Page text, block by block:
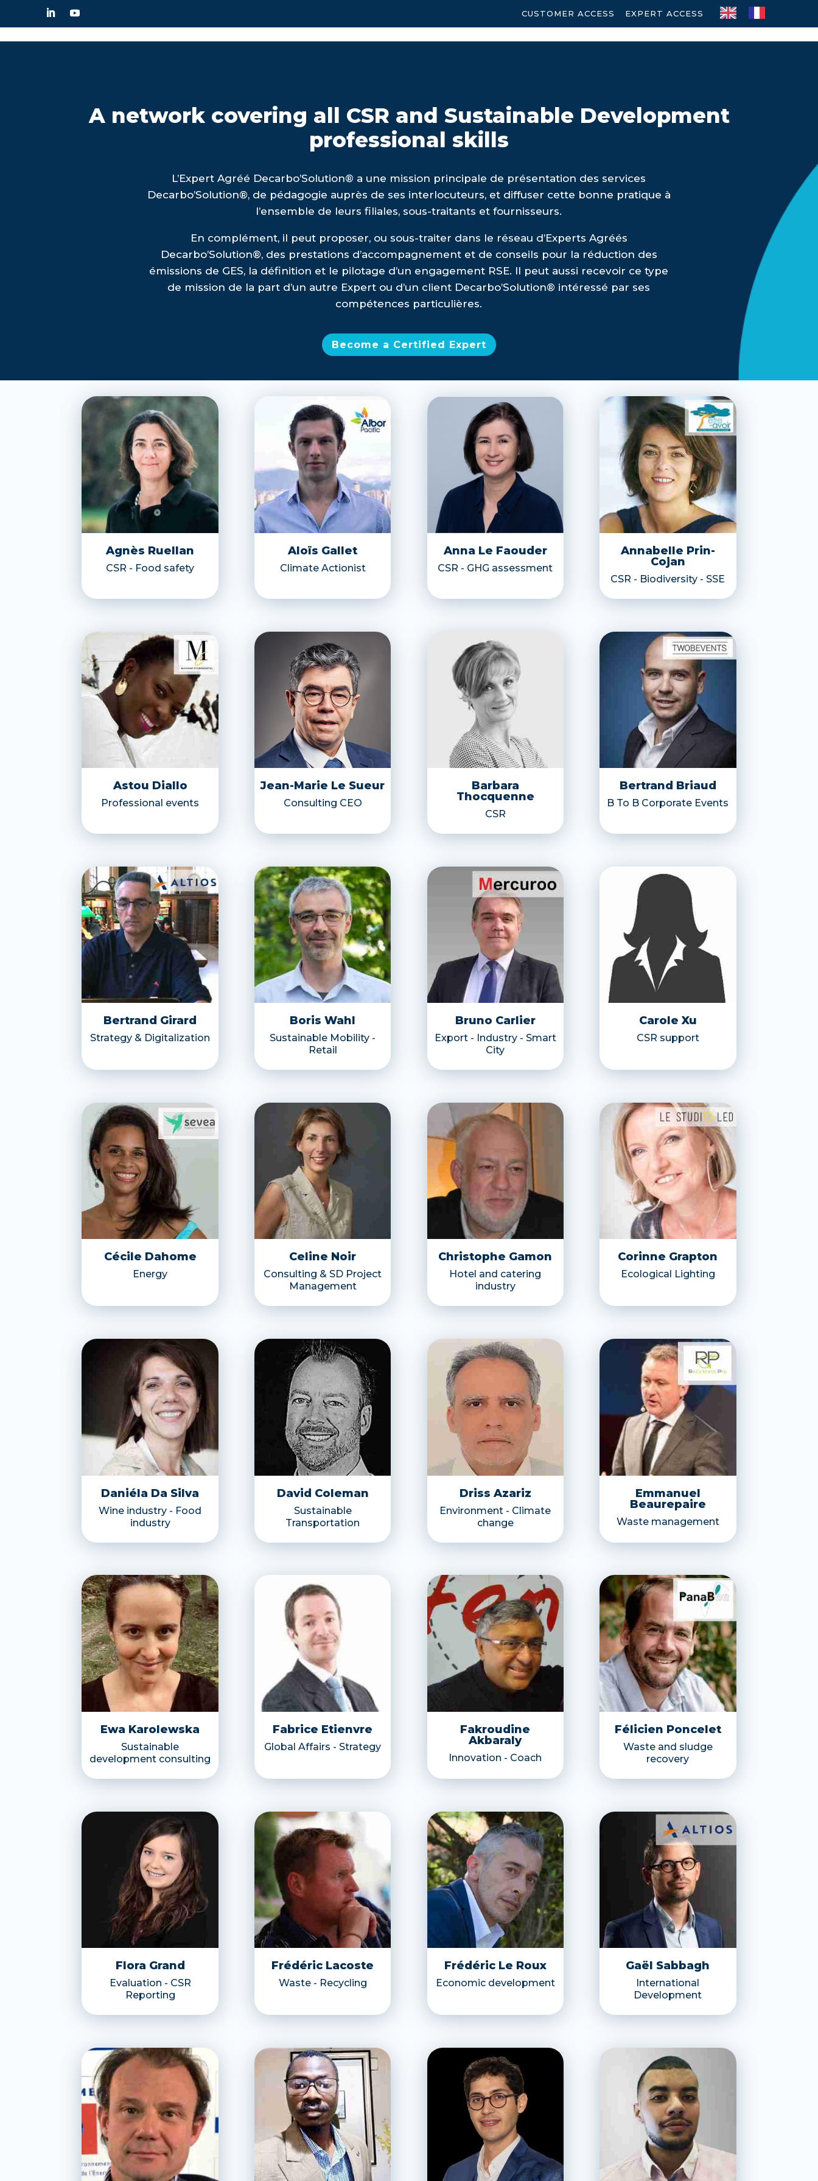
CUSTOMER ACCESS EXPERT ACCESS
A network covering all CSR and Sustainable Development
professional skills
L’Expert Agréé Decarbo’Solution® a une mission principale de présentation des services
Decarbo’Solution®, de pédagogie auprès de ses interlocuteurs, et diffuser cette bonne pratique à
l’ensemble de leurs filiales, sous-traitants et fournisseurs.
En complément, il peut proposer, ou sous-traiter dans le réseau d’Experts Agréés
Decarbo’Solution®, des prestations d’accompagnement et de conseils pour la réduction des
émissions de GES, la définition et le pilotage d’un engagement RSE. Il peut aussi recevoir ce type
de mission de la part d’un autre Expert ou d’un client Decarbo’Solution® intéressé par ses
compétences particulières.
Become a Certified Expert
Agnès Ruellan
CSR - Food safety
Aloïs Gallet
Climate Actionist
Anna Le Faouder
CSR - GHG assessment
Annabelle Prin-
Cojan
CSR - Biodiversity - SSE
Astou Diallo
Professional events
Jean-Marie Le Sueur
Consulting CEO
Barbara
Thocquenne
CSR
Bertrand Briaud
B To B Corporate Events
Bertrand Girard
Strategy & Digitalization
Boris Wahl
Sustainable Mobility -
Retail
Bruno Carlier
Export - Industry - Smart
City
Carole Xu
CSR support
Cécile Dahome
Energy
Celine Noir
Consulting & SD Project
Management
Christophe Gamon
Hotel and catering
industry
Corinne Grapton
Ecological Lighting
Daniéla Da Silva
Wine industry - Food
industry
David Coleman
Sustainable
Transportation
Driss Azariz
Environment - Climate
change
Emmanuel
Beaurepaire
Waste management
Ewa Karolewska
Sustainable
development consulting
Fabrice Etienvre
Global Affairs - Strategy
Fakroudine
Akbaraly
Innovation - Coach
Félicien Poncelet
Waste and sludge
recovery
Flora Grand
Evaluation - CSR
Reporting
Frédéric Lacoste
Waste - Recycling
Frédéric Le Roux
Economic development
Gaël Sabbagh
International
Development